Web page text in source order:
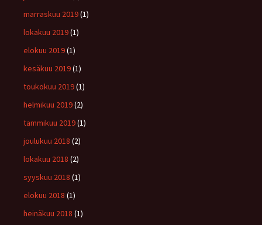
marraskuu 2019(1)
lokakuu 2019(1)
elokuu 2019(1)
kesäkuu 2019(1)
toukokuu 2019(1)
helmikuu 2019(2)
tammikuu 2019(1)
joulukuu 2018 (2)
lokakuu 2018 (2)
syyskuu 2018 (1)
elokuu 2018 (1)
heinäkuu 2018 (1)